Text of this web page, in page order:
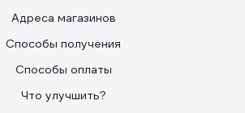
Адреса магазинов
Способы получения
Способы оплаты
Что улучшить?